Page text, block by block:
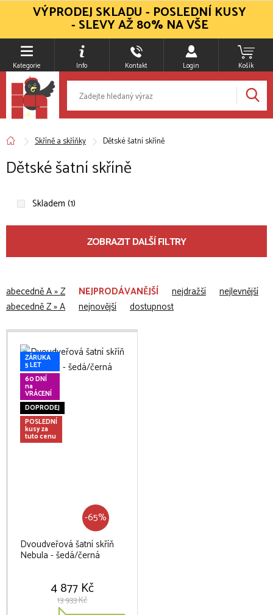
Kategorie Info Kontakt Login Košík
Skříně a skříňky Dětské šatní skříně
Dětské šatní skříně
Skladem (1)
ZOBRAZIT DALŠÍ FILTRY
abecedně A » Z NEJPRODÁVANĚJŠÍ nejdražší
nejlevnější
abecedně Z » A
nejnovější dostupnost
ZÁRUKA
5 LET
60 DNÍ
na
VRÁCENÍ
DOPRODEJ
POSLEDNÍ
kusy za
tuto cenu
-65%
Dvoudveřová šatní skříň
Nebula - šedá/černá
4 877 Kč
13 933 Kč
VÝPRODEJ SKLADU - POSLEDNÍ KUSY
- SLEVY AŽ 80% NA VŠE